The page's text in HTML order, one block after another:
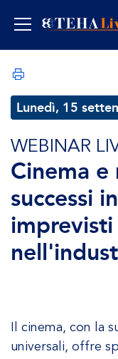
Lunedì, 15
WEBINAR
Cinema e
successi
imprevisti
Il cinema, con la
universali, offre